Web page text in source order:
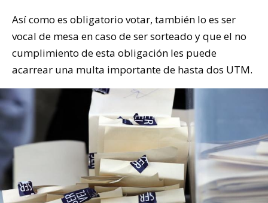
Así como es obligatorio votar, también lo es ser
vocal de mesa en caso de ser sorteado y que el no
cumplimiento de esta obligación les puede
acarrear una multa importante de hasta dos UTM.